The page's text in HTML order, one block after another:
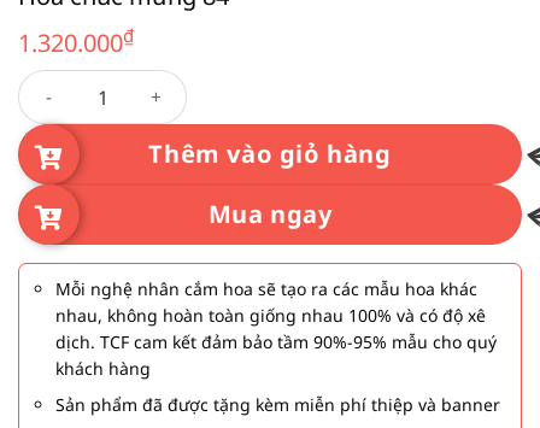
1.320.000₫
Hoa chúc mừng 84 số lượng
Thêm vào giỏ hàng
Mua ngay
Mỗi nghệ nhân cắm hoa sẽ tạo ra các mẫu hoa khác
nhau, không hoàn toàn giống nhau 100% và có độ xê
dịch. TCF cam kết đảm bảo tầm 90%-95% mẫu cho quý
khách hàng
Sản phẩm đã được tặng kèm miễn phí thiệp và banner